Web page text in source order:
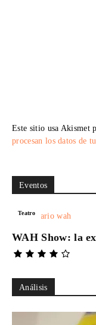
Este sitio usa Akismet
procesan los datos de
Eventos
Teatro
WAH Show: la
Análisis